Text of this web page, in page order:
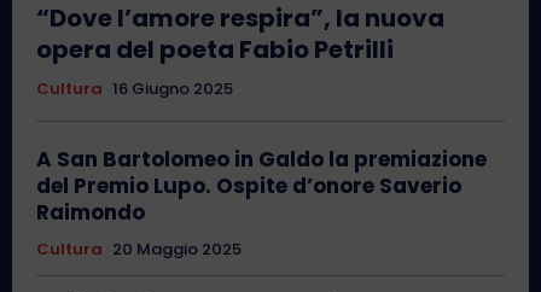
“Dove l’amore respira”, la nuova
opera del poeta Fabio Petrilli
Cultura 16 Giugno 2025
A San Bartolomeo in Galdo la premiazione
del Premio Lupo. Ospite d’onore Saverio
Raimondo
Cultura 20 Maggio 2025